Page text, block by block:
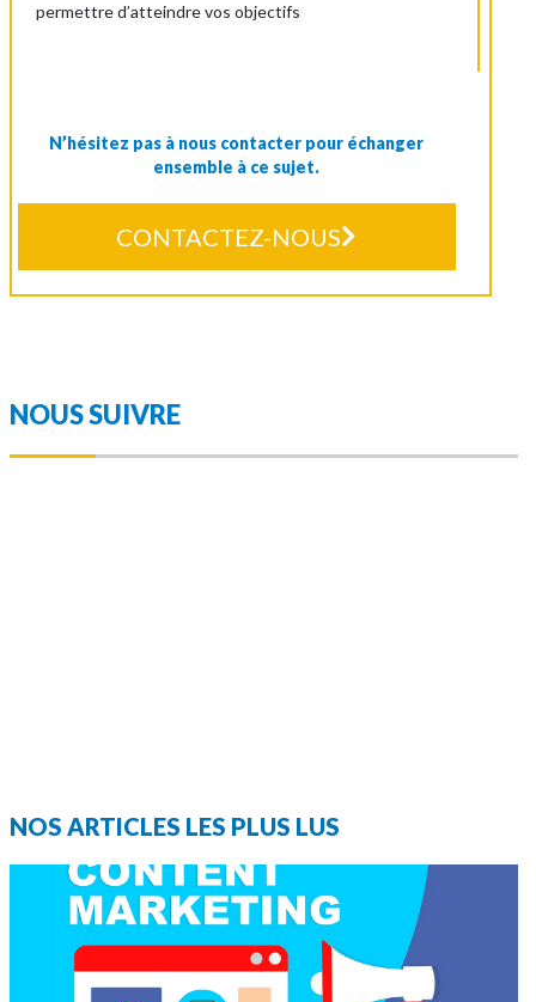
permettre d’atteindre vos objectifs
N’hésitez pas à nous contacter pour échanger
ensemble à ce sujet.
CONTACTEZ-NOUS
NOUS SUIVRE
NOS ARTICLES LES PLUS LUS